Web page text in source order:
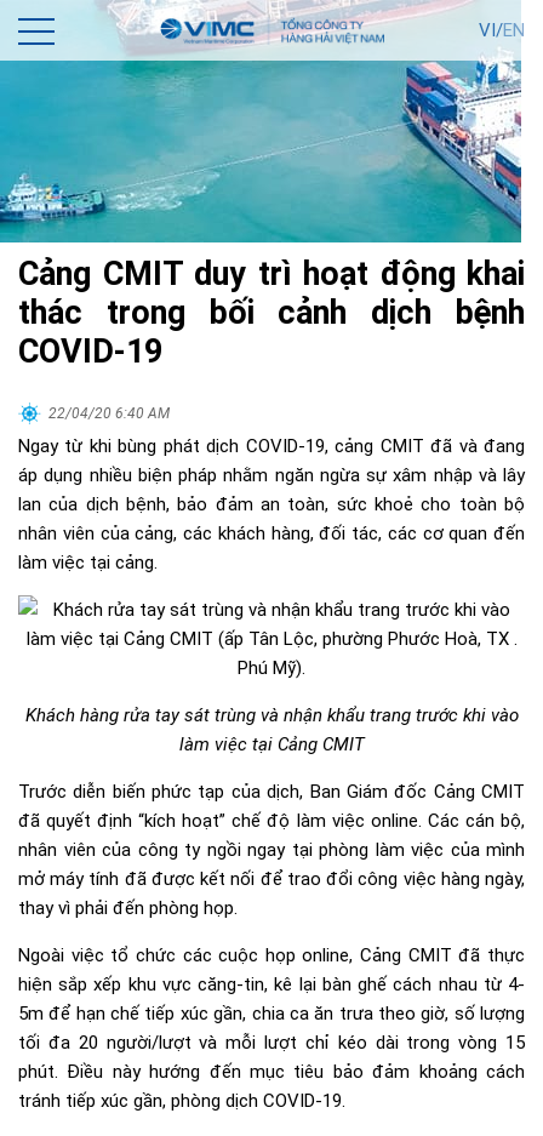
VI/EN
Cảng CMIT duy trì hoạt động khai
thác trong bối cảnh dịch bệnh
COVID-19
22/04/20 6:40 AM
Ngay từ khi bùng phát dịch COVID-19, cảng CMIT đã và đang
áp dụng nhiều biện pháp nhằm ngăn ngừa sự xâm nhập và lây
lan của dịch bệnh, bảo đảm an toàn, sức khoẻ cho toàn bộ
nhân viên của cảng, các khách hàng, đối tác, các cơ quan đến
làm việc tại cảng.
Khách hàng rửa tay sát trùng và nhận khẩu trang trước khi vào
làm việc tại Cảng CMIT
Trước diễn biến phức tạp của dịch, Ban Giám đốc Cảng CMIT
đã quyết định “kích hoạt” chế độ làm việc online. Các cán bộ,
nhân viên của công ty ngồi ngay tại phòng làm việc của mình
mở máy tính đã được kết nối để trao đổi công việc hàng ngày,
thay vì phải đến phòng họp.
Ngoài việc tổ chức các cuộc họp online, Cảng CMIT đã thực
hiện sắp xếp khu vực căng-tin, kê lại bàn ghế cách nhau từ 4-
5m để hạn chế tiếp xúc gần, chia ca ăn trưa theo giờ, số lượng
tối đa 20 người/lượt và mỗi lượt chỉ kéo dài trong vòng 15
phút. Điều này hướng đến mục tiêu bảo đảm khoảng cách
tránh tiếp xúc gần, phòng dịch COVID-19.